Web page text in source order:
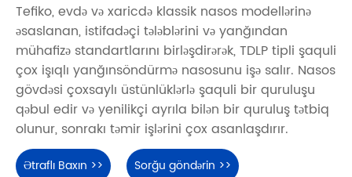
Tefiko, evdə və xaricdə klassik nasos modellərinə
əsaslanan, istifadəçi tələblərini və yanğından
mühafizə standartlarını birləşdirərək, TDLP tipli şaquli
çox işıqlı yanğınsöndürmə nasosunu işə salır. Nasos
gövdəsi çoxsaylı üstünlüklərlə şaquli bir quruluşu
qəbul edir və yenilikçi ayrıla bilən bir quruluş tətbiq
olunur, sonrakı təmir işlərini çox asanlaşdırır.
Ətraflı Baxın >> Sorğu göndərin >>